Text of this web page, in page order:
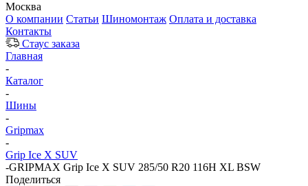
Москва
О компании Статьи Шиномонтаж Оплата и доставка
Контакты
Стаус заказа
Главная
-
Каталог
-
Шины
-
Gripmax
-
Grip Ice X SUV
-GRIPMAX Grip Ice X SUV 285/50 R20 116H XL BSW
Поделиться